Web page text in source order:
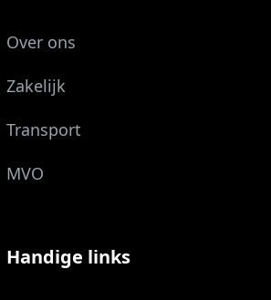
Over ons
Zakelijk
Transport
MVO
Handige links